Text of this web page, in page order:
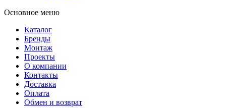
Основное меню
Каталог
Бренды
Монтаж
Проекты
О компании
Контакты
Доставка
Оплата
Обмен и возврат